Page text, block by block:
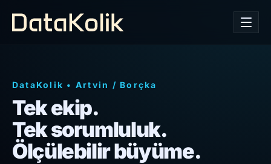
DataKolik • Artvin / Borçka
Tek ekip.
Tek sorumluluk.
Ölçülebilir büyüme.